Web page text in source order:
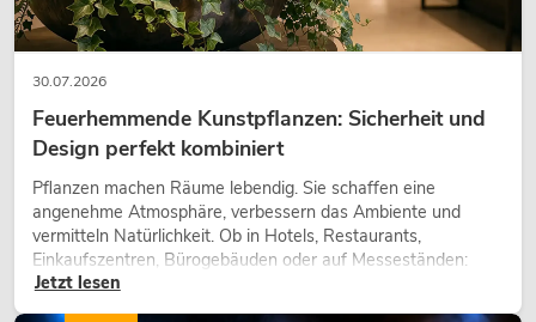
30.07.2026
Feuerhemmende Kunstpflanzen: Sicherheit und
Design perfekt kombiniert
Pflanzen machen Räume lebendig. Sie schaffen eine
angenehme Atmosphäre, verbessern das Ambiente und
vermitteln Natürlichkeit. Ob in Hotels, Restaurants,
Einkaufszentren, Bürogebäuden oder auf Messeständen:
eine hochwertige Begrünung gehört heute längst zum
modernen Raumkonzept.
Jetzt lesen